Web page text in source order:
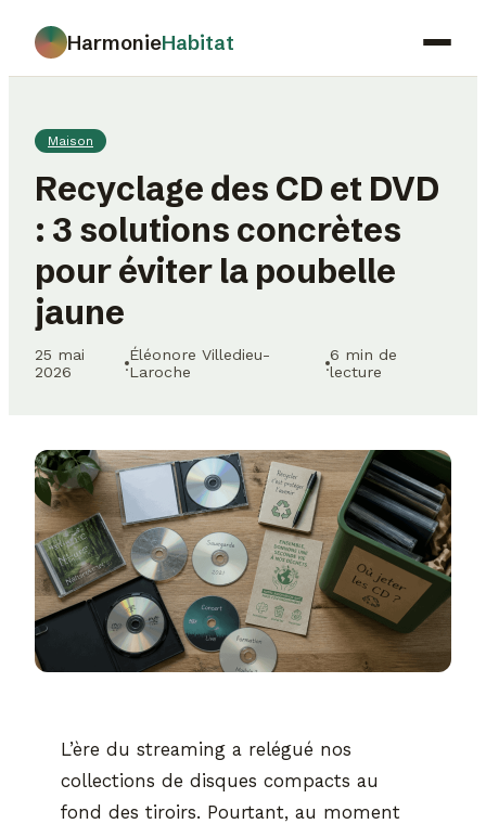
HarmonieHabitat
Déco
Jardinage
Immobilier
Gastronomie
Maison
Recyclage des CD et DVD
: 3 solutions concrètes
pour éviter la poubelle
jaune
25 mai
2026
·
Éléonore Villedieu-
Laroche
·
6 min de
lecture
L’ère du streaming a relégué nos
collections de disques compacts au
fond des tiroirs. Pourtant, au moment